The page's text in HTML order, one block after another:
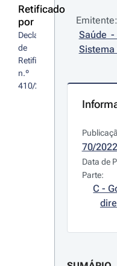
Retificado
por
Declaração
de
Retificação
n.º
410/2022
Emitente:
Saúde
Sistema
70/
Data de
Parte:
C -